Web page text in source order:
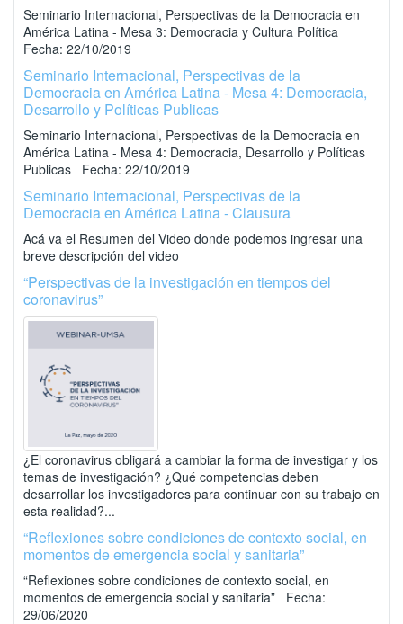
Seminario Internacional, Perspectivas de la Democracia en
América Latina - Mesa 3: Democracia y Cultura Política
Fecha: 22/10/2019
Seminario Internacional, Perspectivas de la
Democracia en América Latina - Mesa 4: Democracia,
Desarrollo y Políticas Publicas
Seminario Internacional, Perspectivas de la Democracia en
América Latina - Mesa 4: Democracia, Desarrollo y Políticas
Publicas Fecha: 22/10/2019
Seminario Internacional, Perspectivas de la
Democracia en América Latina - Clausura
Acá va el Resumen del Video donde podemos ingresar una
breve descripción del video
“Perspectivas de la investigación en tiempos del
coronavirus”
¿El coronavirus obligará a cambiar la forma de investigar y los
temas de investigación? ¿Qué competencias deben
desarrollar los investigadores para continuar con su trabajo en
esta realidad?...
“Reflexiones sobre condiciones de contexto social, en
momentos de emergencia social y sanitaria”
“Reflexiones sobre condiciones de contexto social, en
momentos de emergencia social y sanitaria” Fecha:
29/06/2020